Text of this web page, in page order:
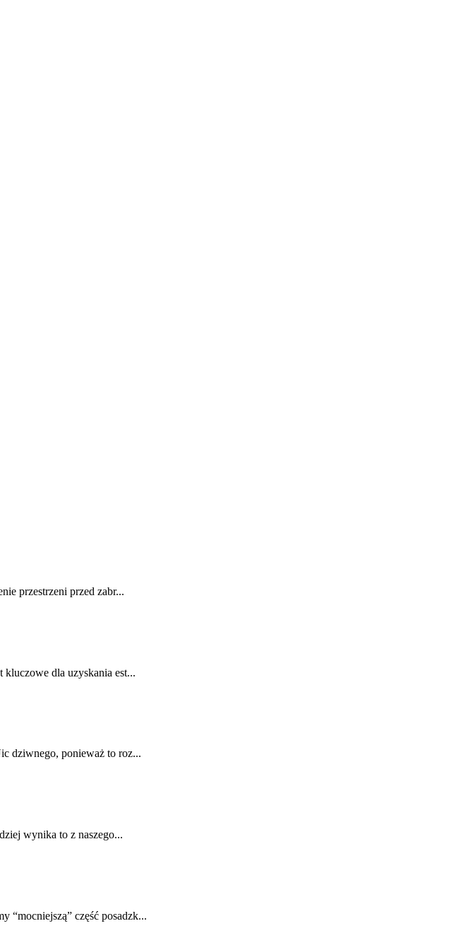
przestrzeni przed zabr...
kluczowe dla uzyskania est...
dziwnego, ponieważ to roz...
wynika to z naszego...
“mocniejszą” część posadzk...